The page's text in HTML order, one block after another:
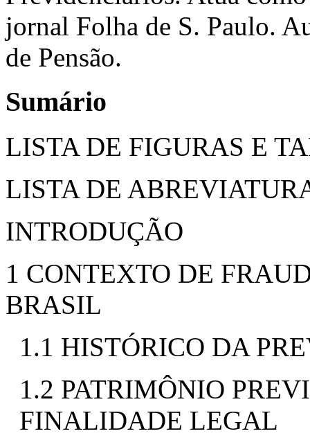
jornal Folha de S. Paulo.
de Pensão.
Sumário
LISTA DE FIGURAS E
LISTA DE
INTRODUÇÃO
1 CONTEXTO DE
BRASIL
1.1 HISTÓRICO DA
1.2 PATRIMÔNIO
FINALIDADE LEGAL